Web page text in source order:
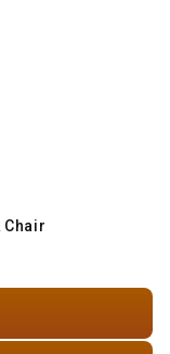
Chair